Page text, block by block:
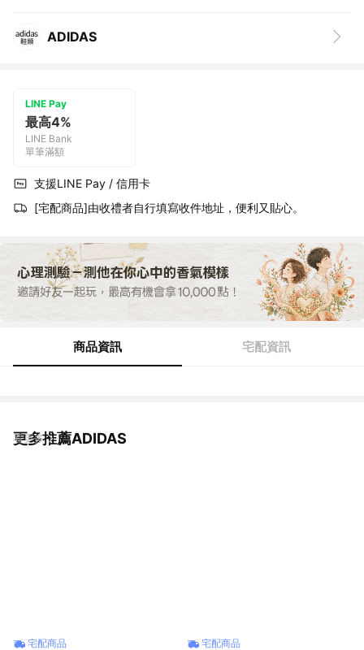
ADIDAS
LINE Pay
最高4%
LINE Bank
單筆滿額
支援LINE Pay / 信用卡
[宅配商品]由收禮者自行填寫收件地址，便利又貼心。
商品資訊 宅配資訊
更多推薦ADIDAS
看更多
宅配商品 宅配商品